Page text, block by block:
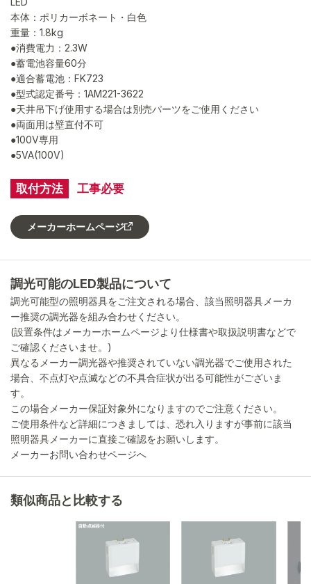
取付方法 工事必要
本体：ポリカーボネート・白色
重量：1.8kg
●消費電力：2.3W
●蓄電池容量60分
●適合蓄電池：FK723
●型式認定番号：1AM221-3622
●天井吊下げ使用する場合は別売パーツをご使用ください
●両面用は壁直付不可
●100V専用
●5VA(100V)
メーカーホームページ
調光可能のLED製品について
調光可能型の照明器具をご注文される場合、該当照明器具メーカ
ー推奨の調光器を組み合わせください。
(設置条件はメーカーホームページより仕様書や取扱説明書などで
ご確認くださいませ。)
異なるメーカー調光器や推奨されていない調光器でご使用された
場合、不点灯や点滅などの不具合症状が出る可能性がございま
す。
この場合メーカー保証対象外になりますのでご注意ください。
ご使用条件など詳細につきましては、恐れ入りますが事前に該当
照明器具メーカーに直接ご確認をお願いします。
メーカーお問い合わせページへ
類似商品と比較する